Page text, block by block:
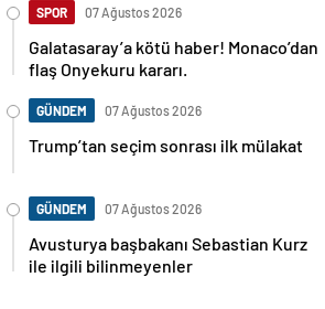
SPOR 07 Ağustos 2026
Galatasaray’a kötü haber! Monaco’dan
flaş Onyekuru kararı.
GÜNDEM 07 Ağustos 2026
Trump’tan seçim sonrası ilk mülakat
GÜNDEM 07 Ağustos 2026
Avusturya başbakanı Sebastian Kurz
ile ilgili bilinmeyenler